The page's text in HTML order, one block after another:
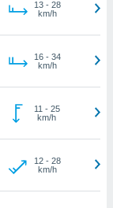
13- 28
km/h
16- 34
km/h
11 - 25
km/h
12- 28
km/h